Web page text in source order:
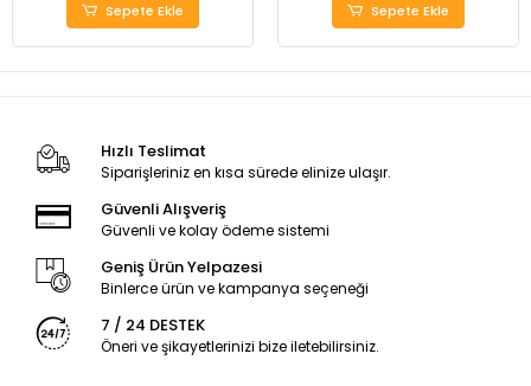
Sepete Ekle Sepete Ekle
Hızlı Teslimat
Siparişleriniz en kısa sürede elinize ulaşır.
Güvenli Alışveriş
Güvenli ve kolay ödeme sistemi
Geniş Ürün Yelpazesi
Binlerce ürün ve kampanya seçeneği
7 / 24 DESTEK
Öneri ve şikayetlerinizi bize iletebilirsiniz.